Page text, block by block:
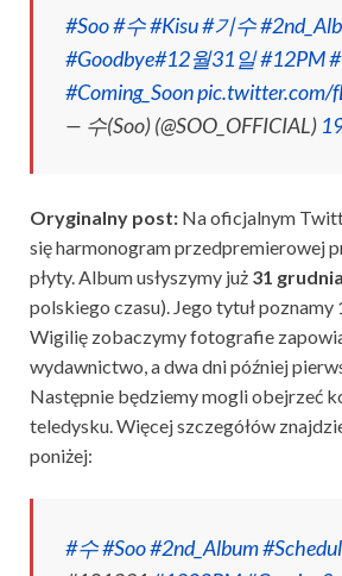
#Soo#수#Kisu#기수
#Goodbye#12월31일#12PM
#Coming_Soonpic.twitter.com/
— 수(Soo) (@SOO_OFFICIAL)
Oryginalny post: Na oficjalnym
się harmonogram przedpremierowej
płyty. Album usłyszymy już 31
polskiego czasu). Jego tytuł poznamy
Wigilię zobaczymy fotografie
wydawnictwo, a dwa dni później
Następnie będziemy mogli obejrzeć
teledysku. Więcej szczegółów
poniżej:
#수#Soo#2nd_Album